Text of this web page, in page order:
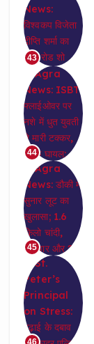
43
44
45